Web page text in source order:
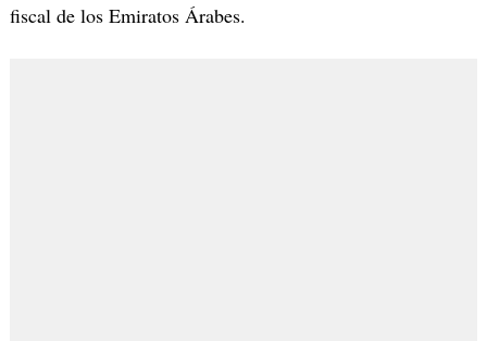
fiscal de los Emiratos Árabes.